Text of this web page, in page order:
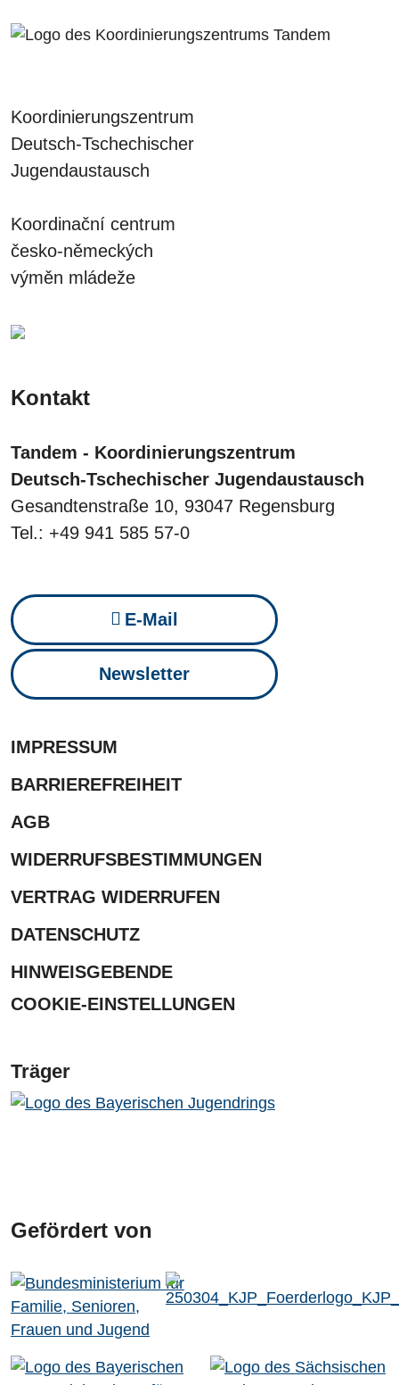
Koordinierungszentrum
Deutsch-Tschechischer
Jugendaustausch
Koordinační centrum
česko-německých
výměn mládeže
Kontakt
Tandem - Koordinierungszentrum
Deutsch-Tschechischer Jugendaustausch
Gesandtenstraße 10, 93047 Regensburg
Tel.: +49 941 585 57-0
E-Mail
Newsletter
IMPRESSUM
BARRIEREFREIHEIT
AGB
WIDERRUFSBESTIMMUNGEN
VERTRAG WIDERRUFEN
DATENSCHUTZ
HINWEISGEBENDE
COOKIE-EINSTELLUNGEN
Träger
Gefördert von